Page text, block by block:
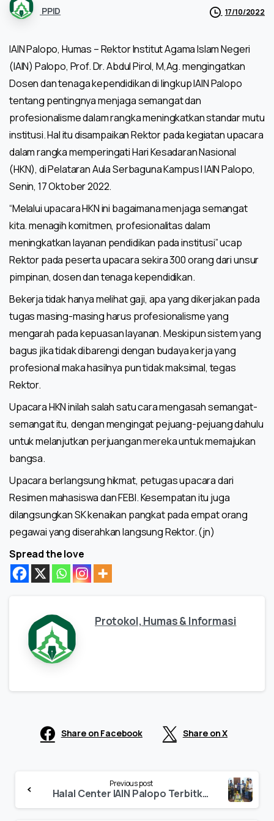
PPID 17/10/2022
IAIN Palopo, Humas – Rektor Institut Agama Islam Negeri
(IAIN) Palopo, Prof. Dr. Abdul Pirol, M,Ag. mengingatkan
Dosen dan tenaga kependidikan di lingkup IAIN Palopo
tentang pentingnya menjaga semangat dan
profesionalisme dalam rangka meningkatkan standar mutu
institusi. Hal itu disampaikan Rektor pada kegiatan upacara
dalam rangka memperingati Hari Kesadaran Nasional
(HKN), di Pelataran Aula Serbaguna Kampus I IAIN Palopo,
Senin, 17 Oktober 2022.
“Melalui upacara HKN ini bagaimana menjaga semangat
kita. menagih komitmen, profesionalitas dalam
meningkatkan layanan pendidikan pada institusi” ucap
Rektor pada peserta upacara sekira 300 orang dari unsur
pimpinan, dosen dan tenaga kependidikan.
Bekerja tidak hanya melihat gaji, apa yang dikerjakan pada
tugas masing-masing harus profesionalisme yang
mengarah pada kepuasan layanan. Meskipun sistem yang
bagus jika tidak dibarengi dengan budaya kerja yang
profesional maka hasilnya pun tidak maksimal, tegas
Rektor.
Upacara HKN inilah salah satu cara mengasah semangat-
semangat itu, dengan mengingat pejuang-pejuang dahulu
untuk melanjutkan perjuangan mereka untuk memajukan
bangsa.
Upacara berlangsung hikmat, petugas upacara dari
Resimen mahasiswa dan FEBI. Kesempatan itu juga
dilangsungkan SK kenaikan pangkat pada empat orang
pegawai yang diserahkan langsung Rektor. (jn)
Spread the love
Protokol, Humas & Informasi
Share on Facebook Share on X
Reading
Previous post
Halal Center IAIN Palopo Terbitkan Sertifikat Halal Pertama Pelaku Usaha UMK